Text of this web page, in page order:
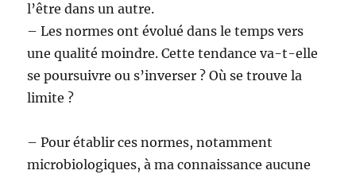
l’être dans un autre.
– Les normes ont évolué dans le temps vers
une qualité moindre. Cette tendance va-t-elle
se poursuivre ou s’inverser ? Où se trouve la
limite ?
– Pour établir ces normes, notamment
microbiologiques, à ma connaissance aucune